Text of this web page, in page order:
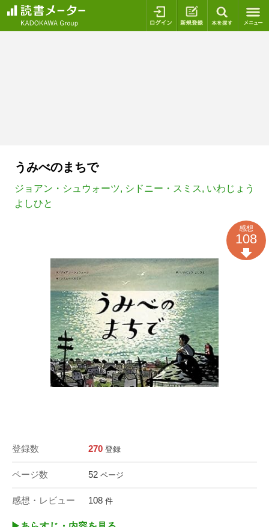
ログイン 新規登録
うみべのまちで
ジョアン・シュウォーツ, シドニー・スミス, いわじょう
よしひと
登録数 270 登録
ページ数 52 ページ
感想・レビュー 108 件
感想
108